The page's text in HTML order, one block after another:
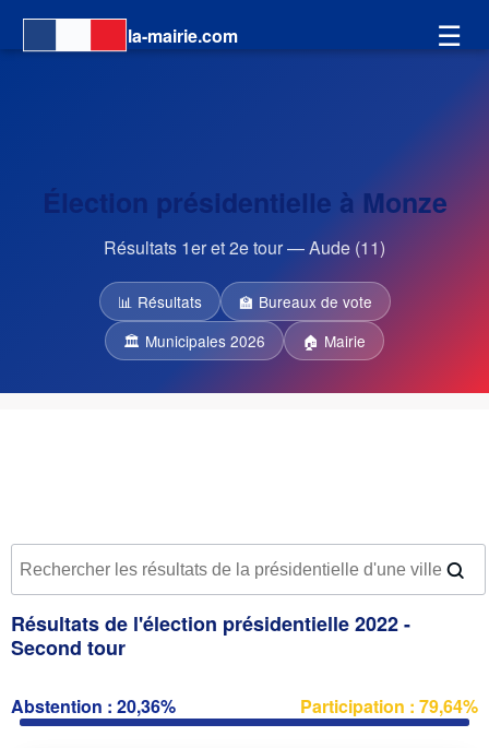
la-mairie.com ☰
Élection présidentielle à Monze
Résultats 1er et 2e tour — Aude (11)
📊 Résultats
🏫 Bureaux de vote
🏛 Municipales 2026
🏠 Mairie
Résultats de l'élection présidentielle 2022 -
Second tour
Abstention : 20,36% Participation : 79,64%